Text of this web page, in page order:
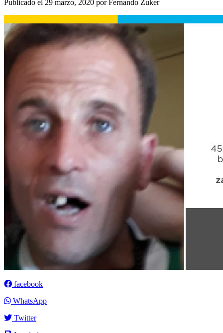
Publicado el 29 marzo, 2020 por Fernando Zuker
facebook
WhatsApp
Twitter